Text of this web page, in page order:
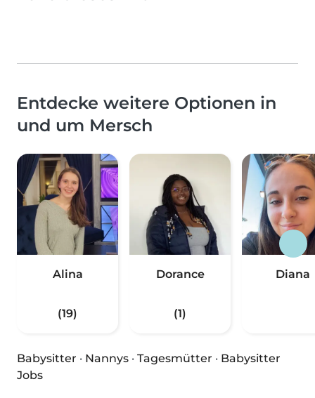
Entdecke weitere Optionen in
und um Mersch
Alina
(19)
Dorance
(1)
Diana
Babysitter · Nannys · Tagesmütter · Babysitter
Jobs